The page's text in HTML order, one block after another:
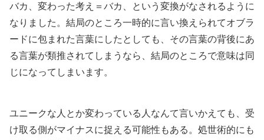
バカ、変わった考え＝バカ、という変換がなされるように
なりました。結局のところ一時的に言い換えられてオブラ
ードに包まれた言葉にしたとしても、その言葉の背後にあ
る言葉が類推されてしまうなら、結局のところで意味は同
じになってしまいます。
ユニークな人とか変わっている人なんて言いかえても、受
け取る側がマイナスに捉える可能性もある。処世術的にも